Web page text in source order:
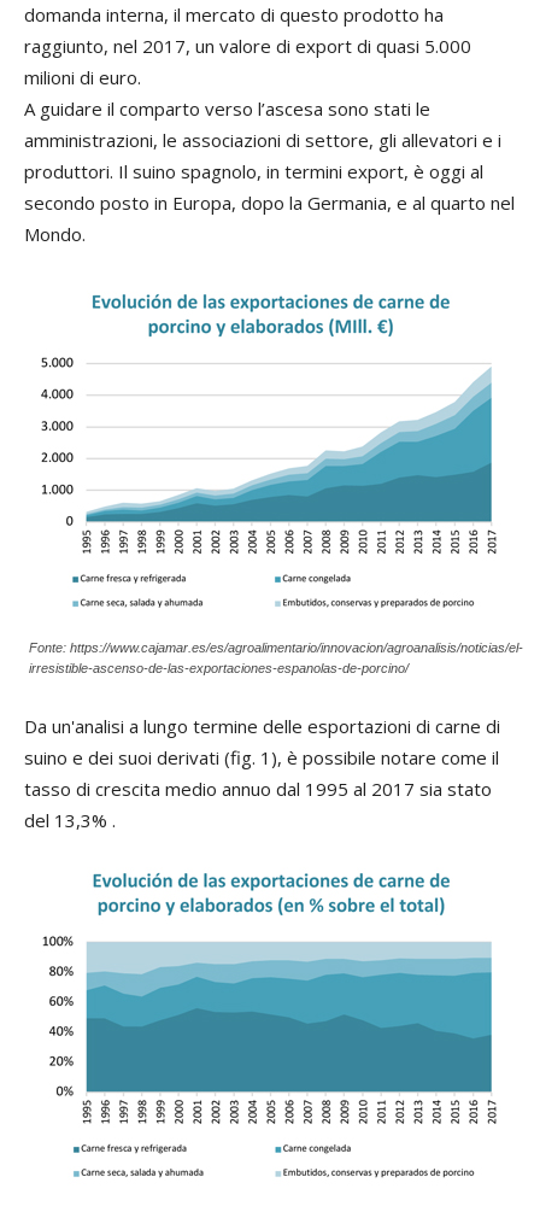
domanda interna, il mercato di questo prodotto ha
raggiunto, nel 2017, un valore di export di quasi 5.000
milioni di euro.
A guidare il comparto verso l’ascesa sono stati le
amministrazioni, le associazioni di settore, gli allevatori e i
produttori. Il suino spagnolo, in termini export, è oggi al
secondo posto in Europa, dopo la Germania, e al quarto nel
Mondo.
Fonte: https://www.cajamar.es/es/agroalimentario/innovacion/agroanalisis/noticias/el-
irresistible-ascenso-de-las-exportaciones-espanolas-de-porcino/
Da un'analisi a lungo termine delle esportazioni di carne di
suino e dei suoi derivati (fig. 1), è possibile notare come il
tasso di crescita medio annuo dal 1995 al 2017 sia stato
del 13,3% .